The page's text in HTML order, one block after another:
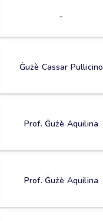
-
Ġużè Cassar Pullicino
Prof. Ġużè Aquilina
Prof. Ġużè Aquilina